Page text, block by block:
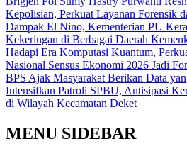
Kepolisian, Perkuat Layanan Forensik
Dampak El Nino, Kementerian PU
Kekeringan di Berbagai Daerah
Hadapi Era Komputasi Kuantum,
Nasional Sensus Ekonomi 2026 Jadi
BPS Ajak Masyarakat Berikan Data
Intensifkan Patroli SPBU, Antisipasi
di Wilayah Kecamatan Deket
MENU SIDEBAR